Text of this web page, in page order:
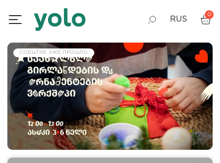
RUS
GEO
ENG
0
СОБЫТИЕ УЖЕ ПРОШЛО